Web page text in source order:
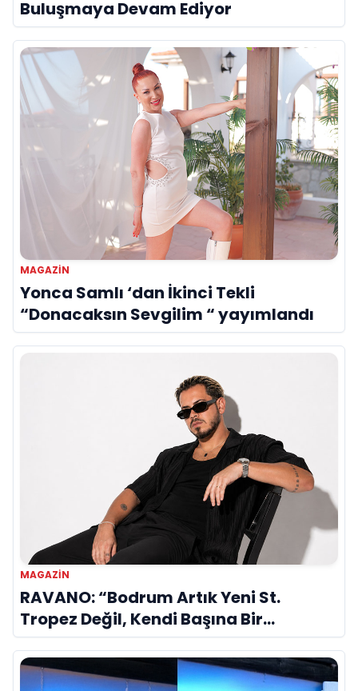
Buluşmaya Devam Ediyor
MAGAZİN
Yonca Samlı ‘dan İkinci Tekli
“Donacaksın Sevgilim “ yayımlandı
MAGAZİN
RAVANO: “Bodrum Artık Yeni St.
Tropez Değil, Kendi Başına Bir
Referans”